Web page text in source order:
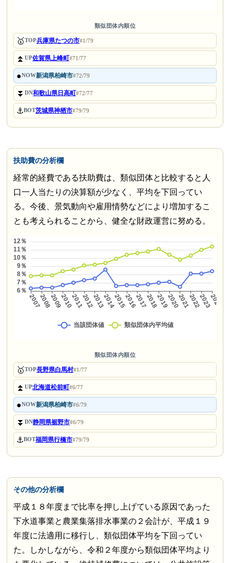
類似団体内順位
🥇TOP兵庫県たつの市#1/79
⏫UP佐賀県上峰町#71/77
●NOW新潟県柏崎市#72/79
⏬DN和歌山県日高町#72/77
⚓BOT茨城県神栖市#79/79
扶助費の分析欄
経常的経費である扶助費は、類似団体と比較すると人
口一人当たりの決算額が少なく、平均を下回ってい
る。今後、景気動向や雇用情勢などにより増加するこ
とも考えられることから、健全な財政運営に努める。
類似団体内順位
🥇TOP長野県白馬村#1/77
⏫UP北海道松前町#6/77
●NOW新潟県柏崎市#6/79
⏬DN静岡県裾野市#6/79
⚓BOT福岡県行橋市#79/79
その他の分析欄
平成１８年度まで比率を押し上げている原因であった
下水道事業と農業集落排水事業の２会計が、平成１９
年度に法適用に移行し、類似団体平均を下回ってい
た。しかしながら、令和２年度から類似団体平均より